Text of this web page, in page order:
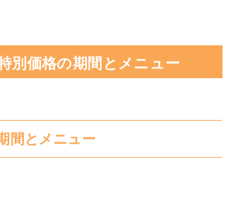
別価格の期間とメニュー
間とメニュー